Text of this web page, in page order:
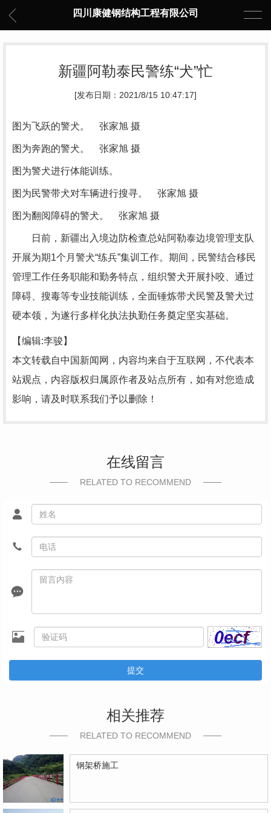
四川康健钢结构工程有限公司
新疆阿勒泰民警练“犬”忙
[发布日期：2021/8/15 10:47:17]
图为飞跃的警犬。 张家旭 摄
图为奔跑的警犬。 张家旭 摄
图为警犬进行体能训练。
图为民警带犬对车辆进行搜寻。 张家旭 摄
图为翻阅障碍的警犬。 张家旭 摄
日前，新疆出入境边防检查总站阿勒泰边境管理支队
开展为期1个月警犬“练兵”集训工作。期间，民警结合移民
管理工作任务职能和勤务特点，组织警犬开展扑咬、通过
障碍、搜毒等专业技能训练，全面锤炼带犬民警及警犬过
硬本领，为遂行多样化执法执勤任务奠定坚实基础。
【编辑:李骏】
本文转载自中国新闻网，内容均来自于互联网，不代表本
站观点，内容版权归属原作者及站点所有，如有对您造成
影响，请及时联系我们予以删除！
在线留言
RELATED TO RECOMMEND
提交
相关推荐
RELATED TO RECOMMEND
钢架桥施工